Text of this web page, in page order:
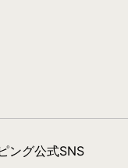
ング公式SNS